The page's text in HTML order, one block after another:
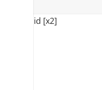
id [x2]